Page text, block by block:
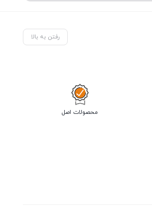
رفتن به بالا
محصولات اصل